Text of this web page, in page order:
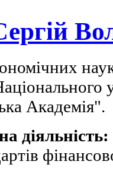
Академія".
діяльність: